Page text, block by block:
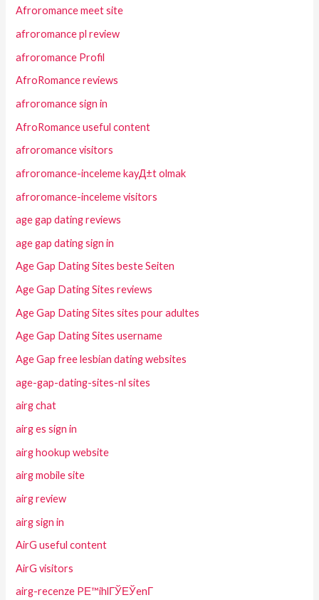
Afroromance meet site
afroromance pl review
afroromance Profil
AfroRomance reviews
afroromance sign in
AfroRomance useful content
afroromance visitors
afroromance-inceleme kayД±t olmak
afroromance-inceleme visitors
age gap dating reviews
age gap dating sign in
Age Gap Dating Sites beste Seiten
Age Gap Dating Sites reviews
Age Gap Dating Sites sites pour adultes
Age Gap Dating Sites username
Age Gap free lesbian dating websites
age-gap-dating-sites-nl sites
airg chat
airg es sign in
airg hookup website
airg mobile site
airg review
airg sign in
AirG useful content
AirG visitors
airg-recenze PЕ™ihlГЎЕЎenГ­